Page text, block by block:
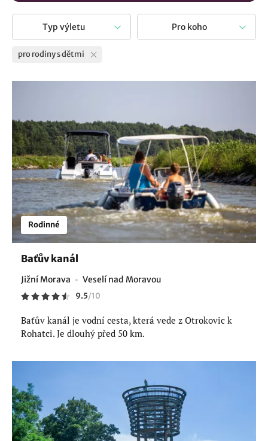
Typ výletu Pro koho
pro rodiny s dětmi
Rodinné
Baťův kanál
Jižní Morava Veselí nad Moravou
9.5/10
Baťův kanál je vodní cesta, která vede z Otrokovic k
Rohatci. Je dlouhý před 50 km.